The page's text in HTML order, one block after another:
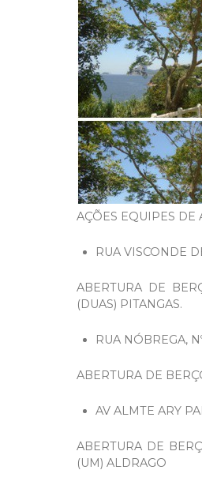
AÇÕES EQUIPES
RUA VISCONDE
ABERTURA DE
(DUAS) PITANGAS.
RUA NÓBREGA,
ABERTURA DE
AV ALMTE ARY
ABERTURA DE
(UM) ALDRAGO